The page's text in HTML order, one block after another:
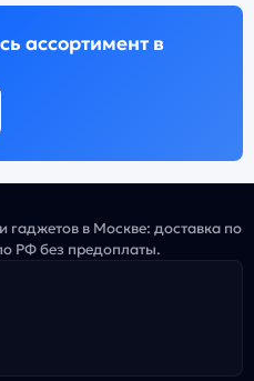
ассортимент в
гаджетов в Москве: доставка по
РФ без предоплаты.